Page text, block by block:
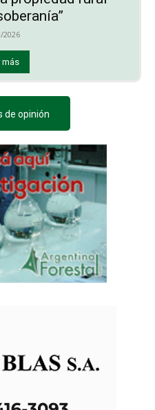
2026
más
de opinión